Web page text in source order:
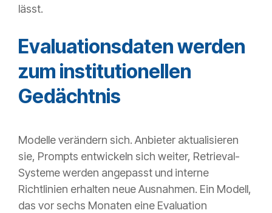
lässt.
Evaluationsdaten werden
zum institutionellen
Gedächtnis
Modelle verändern sich. Anbieter aktualisieren
sie, Prompts entwickeln sich weiter, Retrieval-
Systeme werden angepasst und interne
Richtlinien erhalten neue Ausnahmen. Ein Modell,
das vor sechs Monaten eine Evaluation